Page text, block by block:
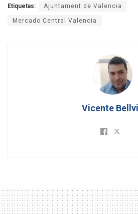
Etiquetas: Ajuntament de Valencia
Mercado Central Valencia
Vicente